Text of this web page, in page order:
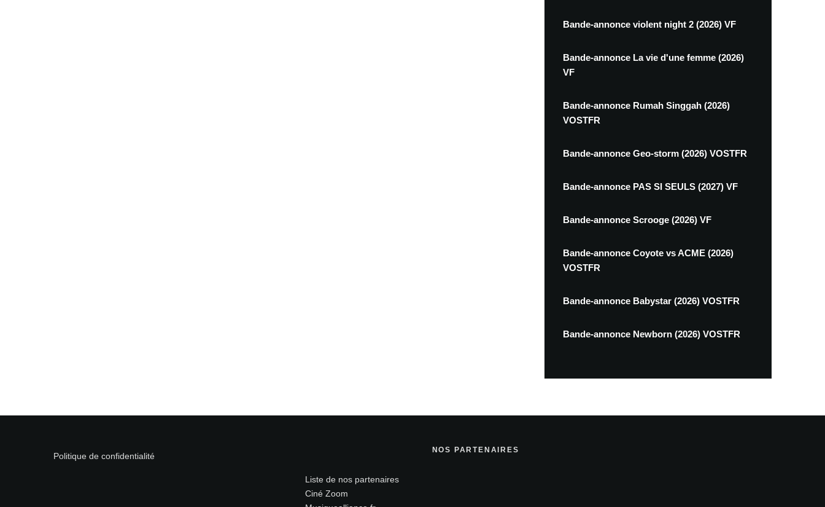
Bande-annonce violent night 2 (2026) VF
Bande-annonce La vie d'une femme (2026)
VF
Bande-annonce Rumah Singgah (2026)
VOSTFR
Bande-annonce Geo-storm (2026) VOSTFR
Bande-annonce PAS SI SEULS (2027) VF
Bande-annonce Scrooge (2026) VF
Bande-annonce Coyote vs ACME (2026)
VOSTFR
Bande-annonce Babystar (2026) VOSTFR
Bande-annonce Newborn (2026) VOSTFR
Politique de confidentialité
NOS PARTENAIRES
Liste de nos partenaires
Ciné Zoom